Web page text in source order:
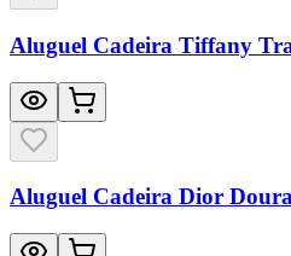
Aluguel Cadeira Tiffany
Aluguel Cadeira Dior